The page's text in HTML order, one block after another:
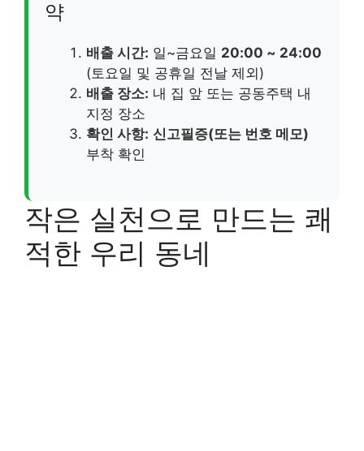
약
배출 시간: 일~금요일 20:00 ~ 24:00
(토요일 및 공휴일 전날 제외)
배출 장소: 내 집 앞 또는 공동주택 내
지정 장소
확인 사항: 신고필증(또는 번호 메모)
부착 확인
작은 실천으로 만드는 쾌
적한 우리 동네